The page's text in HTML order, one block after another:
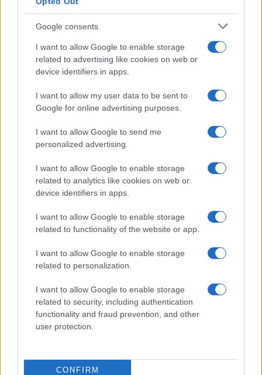
Google consents
I want to allow Google to enable storage
related to advertising like cookies on web or
device identifiers in apps.
I want to allow my user data to be sent to
Google for online advertising purposes.
I want to allow Google to send me
personalized advertising.
I want to allow Google to enable storage
related to analytics like cookies on web or
device identifiers in apps.
I want to allow Google to enable storage
related to functionality of the website or app.
I want to allow Google to enable storage
related to personalization.
I want to allow Google to enable storage
related to security, including authentication
functionality and fraud prevention, and other
user protection.
CONFIRM
luogo più adatto per ospitare un progetto di
ricerca di straordinaria importanza”.